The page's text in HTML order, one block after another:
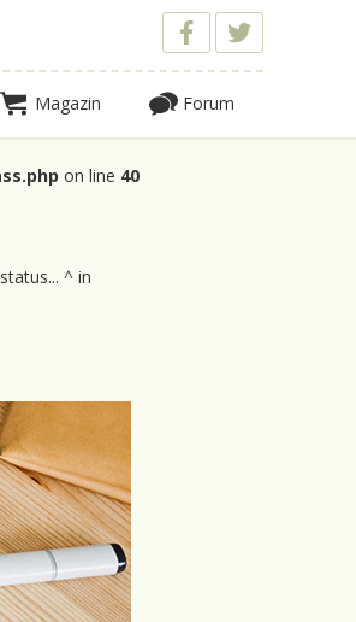
on line 40
^ in
Magazin Forum